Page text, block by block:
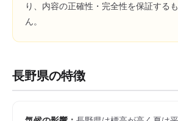
り、内容の正確性・完全性を保証する
ん。
長野県の特徴